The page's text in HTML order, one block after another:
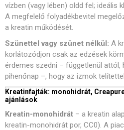
vízben (vagy lében) oldd fel; ideális
A megfelelő folyadékbevitel
a kreatin működését.
Szünettel vagy szünet nélkül: A
korlátozódjon csak az edzések
érdemes szedni – függetlenül attól,
pihenőnap –, hogy az izmok
Kreatinfajták: monohidrát,
ajánlások
Kreatin-monohidrát – a kreatin
kreatin-monohidrát por, CC0). A